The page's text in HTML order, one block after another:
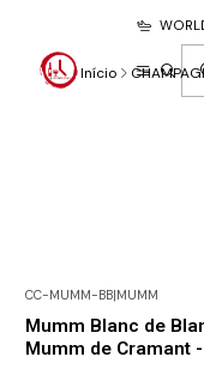
Início
CC-MUMM-BB|MUMM
Mumm Blanc de
Mumm de Cramant